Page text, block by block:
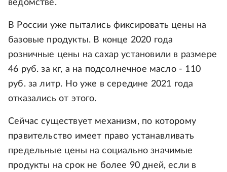
ведомстве.
В России уже пытались фиксировать цены на
базовые продукты. В конце 2020 года
розничные цены на сахар установили в размере
46 руб. за кг, а на подсолнечное масло - 110
руб. за литр. Но уже в середине 2021 года
отказались от этого.
Сейчас существует механизм, по которому
правительство имеет право устанавливать
предельные цены на социально значимые
продукты на срок не более 90 дней, если в